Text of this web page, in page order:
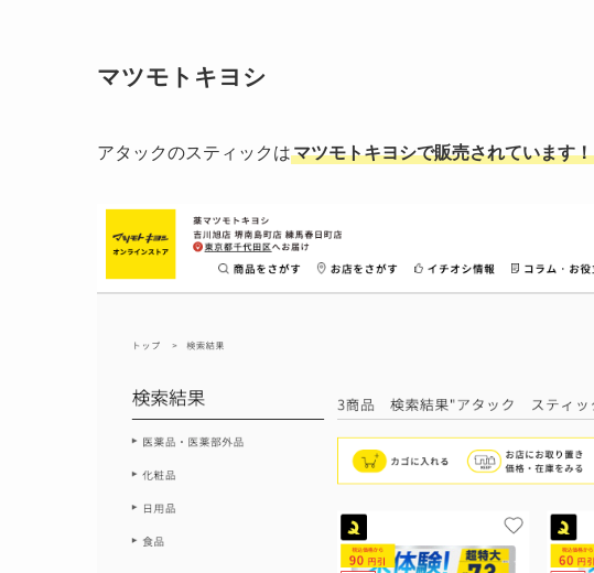
マツモトキヨシ
アタックのスティックはマツモトキヨシで販売されています！